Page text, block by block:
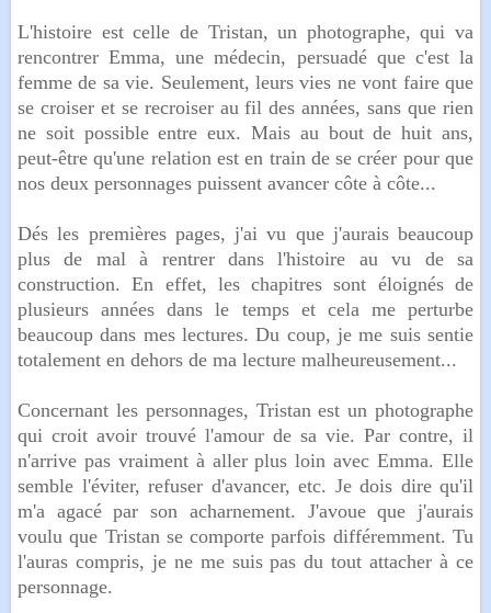
L'histoire est celle de Tristan, un photographe, qui va
rencontrer Emma, une médecin, persuadé que c'est la
femme de sa vie. Seulement, leurs vies ne vont faire que
se croiser et se recroiser au fil des années, sans que rien
ne soit possible entre eux. Mais au bout de huit ans,
peut-être qu'une relation est en train de se créer pour que
nos deux personnages puissent avancer côte à côte...
Dés les premières pages, j'ai vu que j'aurais beaucoup
plus de mal à rentrer dans l'histoire au vu de sa
construction. En effet, les chapitres sont éloignés de
plusieurs années dans le temps et cela me perturbe
beaucoup dans mes lectures. Du coup, je me suis sentie
totalement en dehors de ma lecture malheureusement...
Concernant les personnages, Tristan est un photographe
qui croit avoir trouvé l'amour de sa vie. Par contre, il
n'arrive pas vraiment à aller plus loin avec Emma. Elle
semble l'éviter, refuser d'avancer, etc. Je dois dire qu'il
m'a agacé par son acharnement. J'avoue que j'aurais
voulu que Tristan se comporte parfois différemment. Tu
l'auras compris, je ne me suis pas du tout attacher à ce
personnage.